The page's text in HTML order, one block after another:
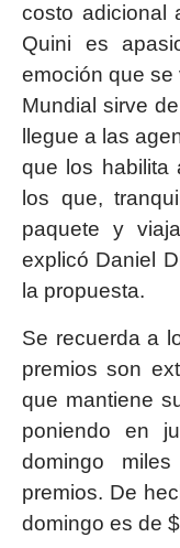
costo adicional
Quini es
emoción que se
Mundial sirve
llegue a las
que los habilita
los que,
paquete y
explicó Daniel
la propuesta.
Se recuerda a
premios son
que mantiene
poniendo en
domingo
premios. De
domingo es de